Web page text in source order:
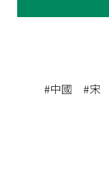
#中國 #宋